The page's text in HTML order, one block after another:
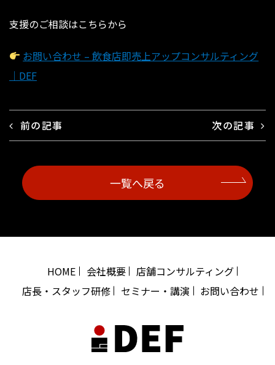
支援のご相談はこちらから
お問い合わせ – 飲食店即売上アップコンサルティング
｜DEF
前の記事 次の記事
一覧へ戻る
HOME 会社概要
店舗コンサルティング
店長・スタッフ研修
セミナー・講演 お問い合わせ